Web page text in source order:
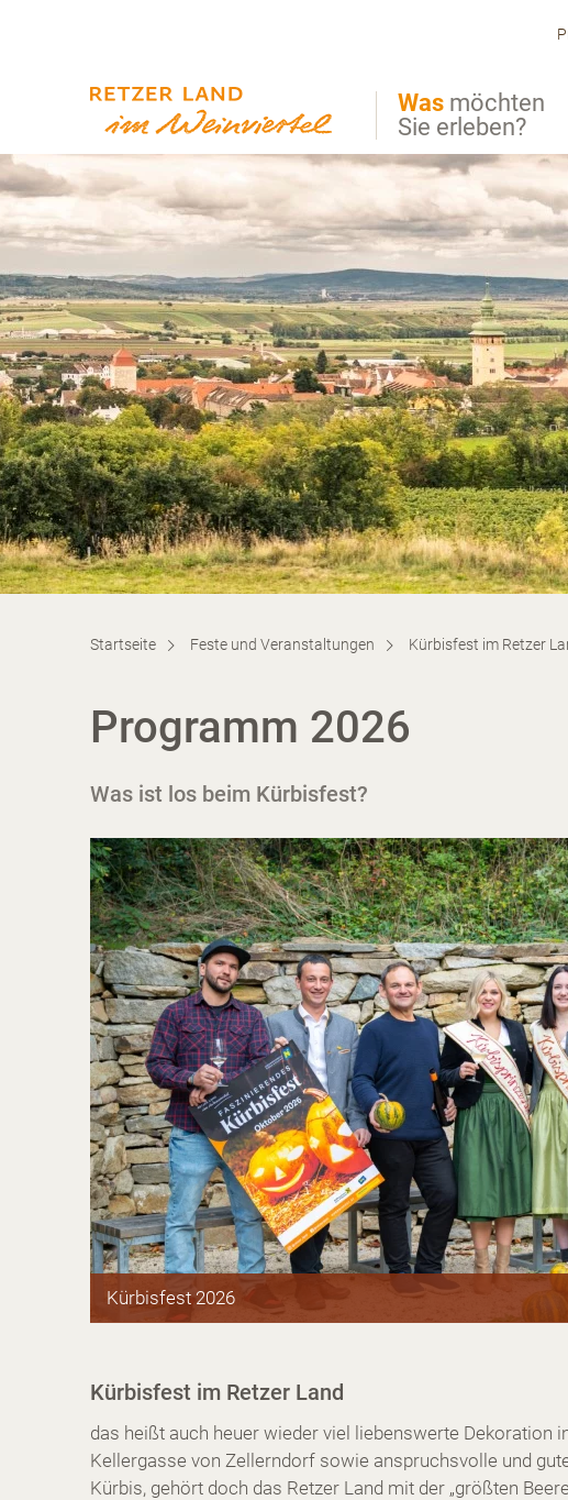
Was möchten
Sie erleben?
Startseite Feste und Veranstaltungen Kürbisfest im Retzer
Programm 2026
Was ist los beim Kürbisfest?
Kürbisfest 2026
Kürbisfest im Retzer Land
das heißt auch heuer wieder viel liebenswerte Dekoration
Kellergasse von Zellerndorf sowie anspruchsvolle und
Kürbis, gehört doch das Retzer Land mit der „größten